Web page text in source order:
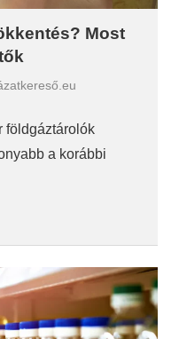
Most
földgáztárolók
a korábbi